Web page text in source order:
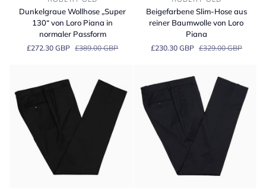
Wollhose
„Super
Loro
normaler
Passform
Dunkelgraue Wollhose „Super
130“ von Loro Piana in
normaler Passform
£272.30 GBP £389.00 GBP
Slim-
Hose
Baumwolle
Piana
Beigefarbene Slim-Hose aus
reiner Baumwolle von Loro
Piana
£230.30 GBP £329.00 GBP